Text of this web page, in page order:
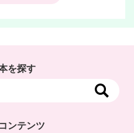
を探す
ンテンツ